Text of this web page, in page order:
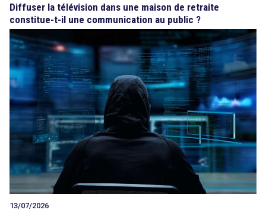
Diffuser la télévision dans une maison de retraite
constitue-t-il une communication au public ?
13/07/2026